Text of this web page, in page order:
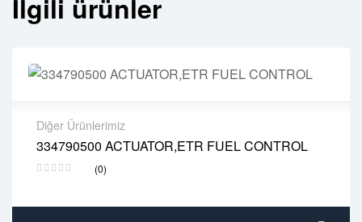
İlgili ürünler
Diğer Ürünlerimiz
334790500 ACTUATOR,ETR FUEL CONTROL
(0)
2 years warranty
Delivery time: 1-2 business days